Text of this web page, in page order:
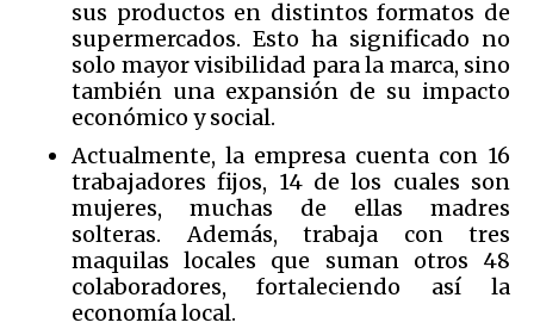
sus productos en distintos formatos de
supermercados. Esto ha significado no
solo mayor visibilidad para la marca, sino
también una expansión de su impacto
económico y social.
Actualmente, la empresa cuenta con 16
trabajadores fijos, 14 de los cuales son
mujeres, muchas de ellas madres
solteras. Además, trabaja con tres
maquilas locales que suman otros 48
colaboradores, fortaleciendo así la
economía local.